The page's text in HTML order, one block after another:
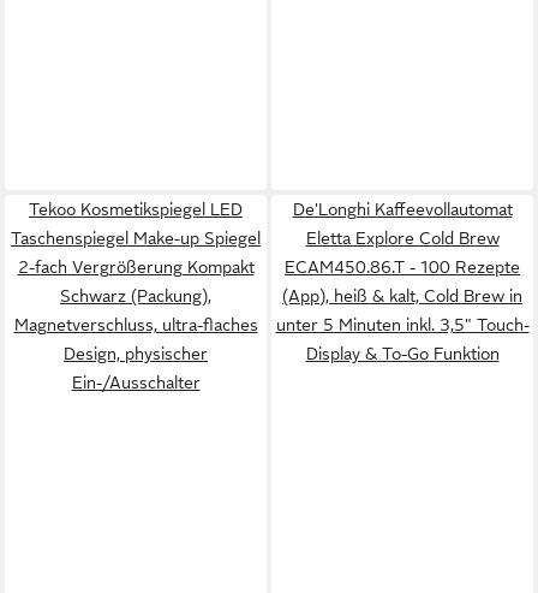
Tekoo Kosmetikspiegel LED
Taschenspiegel Make-up Spiegel
2-fach Vergrößerung Kompakt
Schwarz (Packung),
Magnetverschluss, ultra-flaches
Design, physischer
Ein-/Ausschalter
De'Longhi Kaffeevollautomat
Eletta Explore Cold Brew
ECAM450.86.T - 100 Rezepte
(App), heiß & kalt, Cold Brew in
unter 5 Minuten inkl. 3,5" Touch-
Display & To-Go Funktion